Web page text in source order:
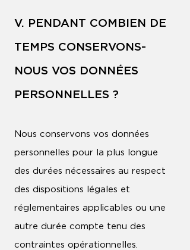
V. PENDANT COMBIEN DE
TEMPS CONSERVONS-
NOUS VOS DONNÉES
PERSONNELLES ?
Nous conservons vos données
personnelles pour la plus longue
des durées nécessaires au respect
des dispositions légales et
réglementaires applicables ou une
autre durée compte tenu des
contraintes opérationnelles.